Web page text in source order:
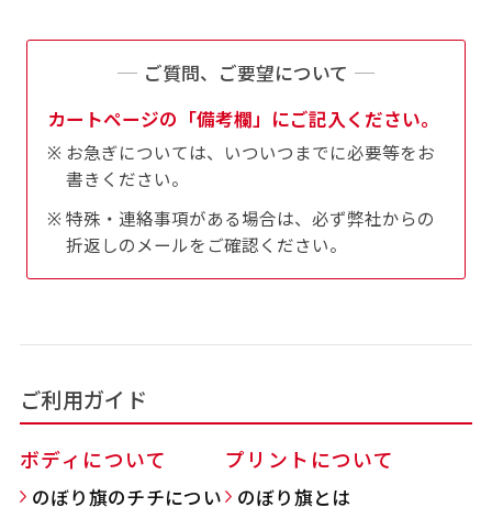
ご質問、ご要望について
カートページの「備考欄」にご記入ください。
お急ぎについては、いついつまでに必要等をお
書きください。
特殊・連絡事項がある場合は、必ず弊社からの
折返しのメールをご確認ください。
ご利用ガイド
ボディについて
のぼり旗のチチについ
プリントについて
のぼり旗とは
遠くからでも視認しやすいジャンボサイズです。
駐車場などのスペースに余裕がある場所で大々的
4mまたは5mのポールが必要です。
作成しパイプを入れてその間に紐を通します。壁
際の装飾などにとてもお役立ち！
遠くからでも視認しやすいジャンボサイズです。
駐車場などのスペースに余裕がある場所で大々的
4mまたは5mのポールが必要です。
作成しパイプを入れてその間に紐を通します。壁
際の装飾などにとてもお役立ち！